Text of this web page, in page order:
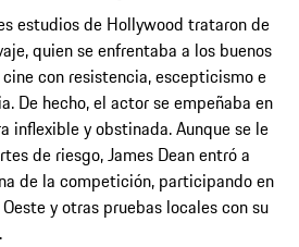
estudios de Hollywood trataron de
quien se enfrentaba a los buenos
con resistencia, escepticismo e
De hecho, el actor se empeñaba en
inflexible y obstinada. Aunque se le
de riesgo, James Dean entró a
de la competición, participando en
y otras pruebas locales con su